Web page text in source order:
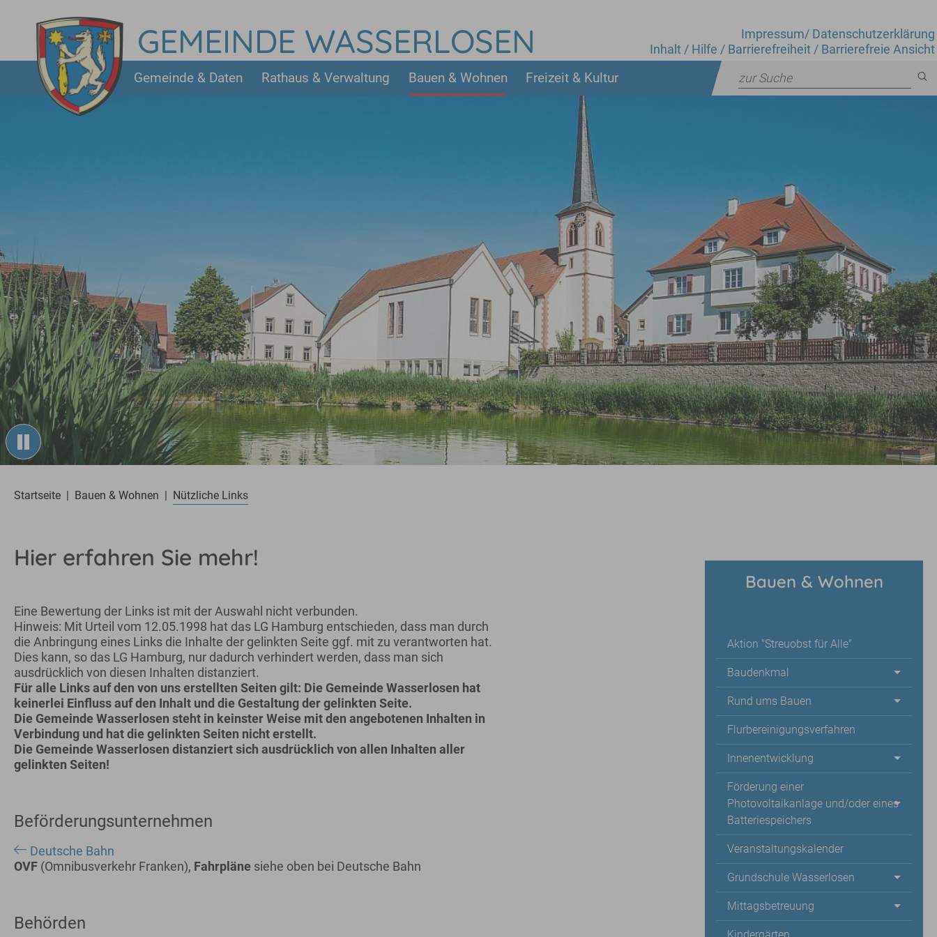
GEMEINDE WASSERLOSEN Impressum/ Datenschutzerklärung
Inhalt/ Hilfe / Barrierefreiheit/ Barrierefreie Ansicht
Gemeinde & Daten Rathaus & Verwaltung Bauen & Wohnen Freizeit & Kultur
Startseite Bauen & Wohnen Nützliche Links
Hier erfahren Sie mehr!
Eine Bewertung der Links ist mit der Auswahl nicht verbunden.
Hinweis: Mit Urteil vom 12.05.1998 hat das LG Hamburg entschieden, dass man durch
die Anbringung eines Links die Inhalte der gelinkten Seite ggf. mit zu verantworten hat.
Dies kann, so das LG Hamburg, nur dadurch verhindert werden, dass man sich
ausdrücklich von diesen Inhalten distanziert.
Für alle Links auf den von uns erstellten Seiten gilt: Die Gemeinde Wasserlosen hat
keinerlei Einfluss auf den Inhalt und die Gestaltung der gelinkten Seite.
Die Gemeinde Wasserlosen steht in keinster Weise mit den angebotenen Inhalten in
Verbindung und hat die gelinkten Seiten nicht erstellt.
Die Gemeinde Wasserlosen distanziert sich ausdrücklich von allen Inhalten aller
gelinkten Seiten!
Beförderungsunternehmen
Deutsche Bahn
OVF (Omnibusverkehr Franken), Fahrpläne siehe oben bei Deutsche Bahn
Behörden
Bauen & Wohnen
Aktion "Streuobst für Alle"
Baudenkmal
Rund ums Bauen
Flurbereinigungsverfahren
Innenentwicklung
Förderung einer
Photovoltaikanlage und/oder eines
Batteriespeichers
Veranstaltungskalender
Grundschule Wasserlosen
Mittagsbetreuung